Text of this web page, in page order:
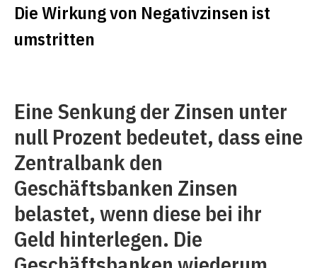
Die Wirkung von Negativzinsen ist
umstritten
Eine Senkung der Zinsen unter
null Prozent bedeutet, dass eine
Zentralbank den
Geschäftsbanken Zinsen
belastet, wenn diese bei ihr
Geld hinterlegen. Die